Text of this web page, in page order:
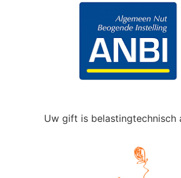
Uw gift is belastingtechnisch